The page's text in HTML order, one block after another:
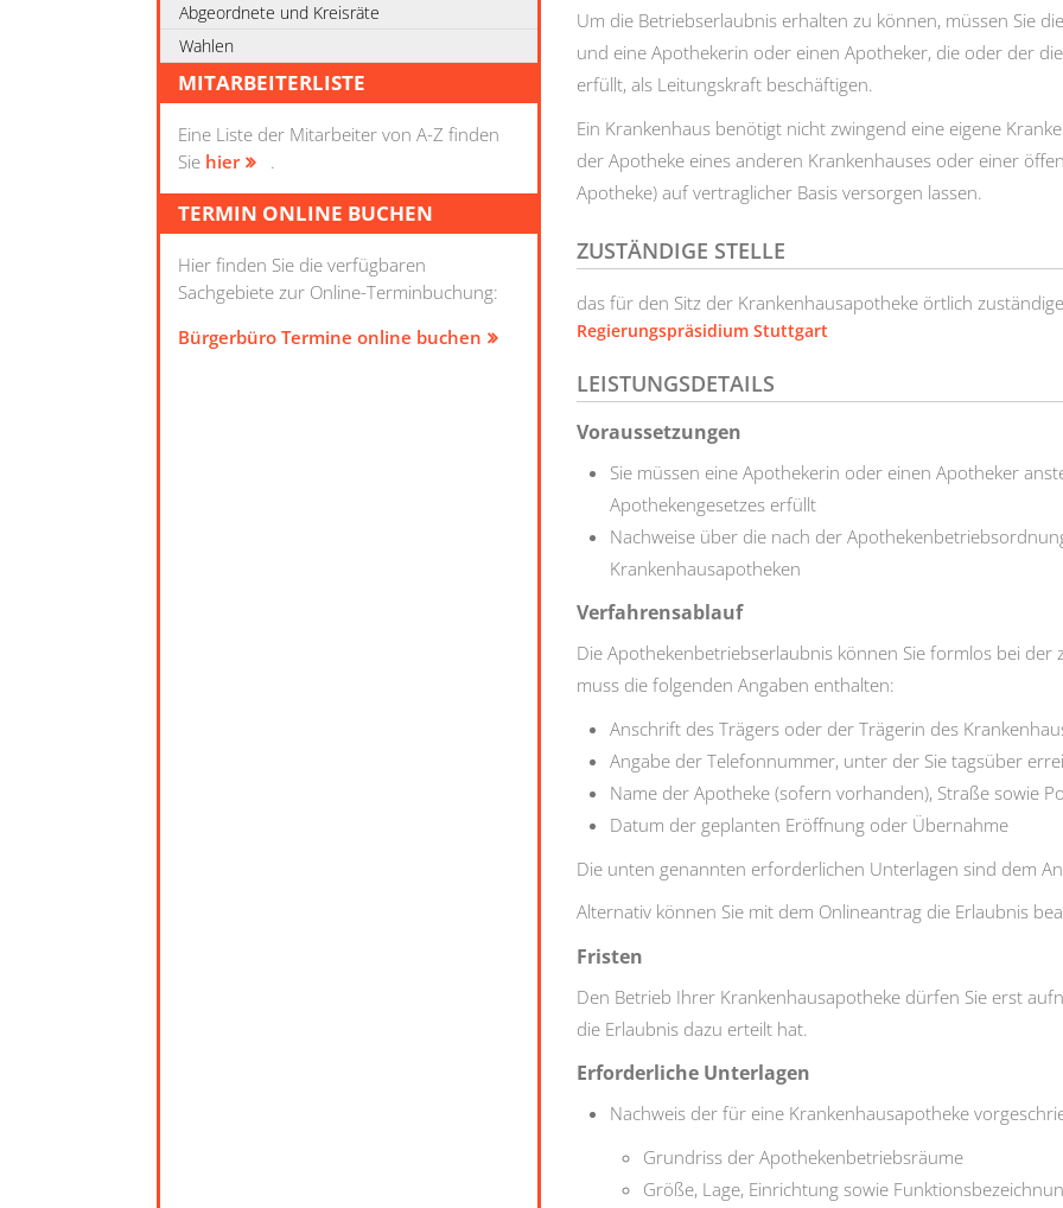
Abgeordnete und Kreisräte
Wahlen
MITARBEITERLISTE
Eine Liste der Mitarbeiter von A-Z finden
Sie hier .
TERMIN ONLINE BUCHEN
Hier finden Sie die verfügbaren
Sachgebiete zur Online-Terminbuchung:
Bürgerbüro Termine online buchen
Um die Betriebserlaubnis erhalten zu können, müssen Sie
und eine Apothekerin oder einen Apotheker, die oder der
erfüllt, als Leitungskraft beschäftigen.
Ein Krankenhaus benötigt nicht zwingend eine eigene
der Apotheke eines anderen Krankenhauses oder einer
Apotheke) auf vertraglicher Basis versorgen lassen.
ZUSTÄNDIGE STELLE
das für den Sitz der Krankenhausapotheke örtlich zuständige
Regierungspräsidium Stuttgart
LEISTUNGSDETAILS
Voraussetzungen
Sie müssen eine Apothekerin oder einen Apotheker
Apothekengesetzes erfüllt
Nachweise über die nach der
Krankenhausapotheken
Verfahrensablauf
Die Apothekenbetriebserlaubnis können Sie formlos bei der
muss die folgenden Angaben enthalten:
Anschrift des Trägers oder der Trägerin des
Angabe der Telefonnummer, unter der Sie tagsüber
Name der Apotheke (sofern vorhanden), Straße sowie
Datum der geplanten Eröffnung oder Übernahme
Die unten genannten erforderlichen Unterlagen sind dem
Alternativ können Sie mit dem Onlineantrag die Erlaubnis
Fristen
Den Betrieb Ihrer Krankenhausapotheke dürfen Sie erst
die Erlaubnis dazu erteilt hat.
Erforderliche Unterlagen
Nachweis der für eine Krankenhausapotheke
Grundriss der Apothekenbetriebsräume
Größe, Lage, Einrichtung sowie